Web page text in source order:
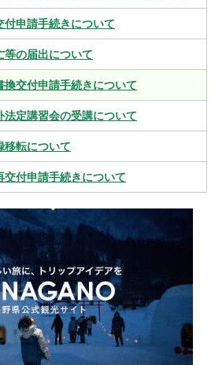
申請手続きについて
等の届出について
交付申請手続きについて
定講習会の受講について
移転について
付申請手続きについて